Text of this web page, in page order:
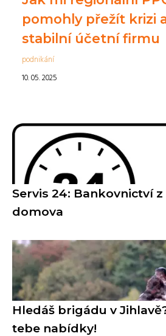
pomohly přežít krizi
stabilní účetní firmu
podnikání
10. 05. 2025
Servis 24: Bankovnictví
domova
Hledáš brigádu v
tebe nabídky!